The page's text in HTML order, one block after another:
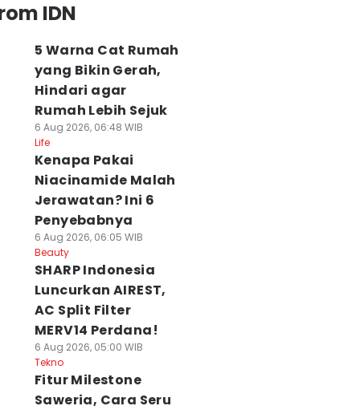
IDN
5 Warna Cat Rumah
yang Bikin Gerah,
Hindari agar
Rumah Lebih Sejuk
6 Aug 2026, 06:48 WIB
Life
Kenapa Pakai
Niacinamide Malah
Jerawatan? Ini 6
Penyebabnya
6 Aug 2026, 06:05 WIB
Beauty
SHARP Indonesia
Luncurkan AIREST,
AC Split Filter
MERV14 Perdana!
6 Aug 2026, 05:00 WIB
Tekno
Fitur Milestone
Saweria, Cara Seru